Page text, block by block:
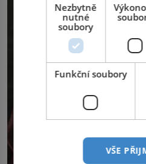
Nezbytně
nutné
soubory
Funkční soubory
VŠE